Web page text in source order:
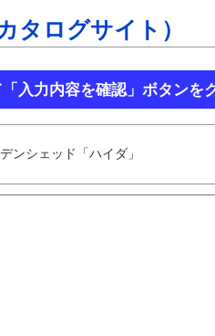
タログサイト）
入力内容を確認」ボタンを
ンシェッド「ハイダ」